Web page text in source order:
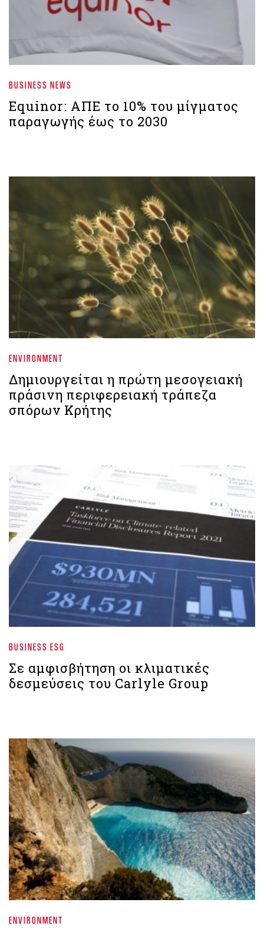
BUSINESS NEWS
Equinor: ΑΠΕ το 10% του μίγματος
παραγωγής έως το 2030
ENVIRONMENT
Δημιουργείται η πρώτη μεσογειακή
πράσινη περιφερειακή τράπεζα
σπόρων Κρήτης
BUSINESS ESG
Σε αμφισβήτηση οι κλιματικές
δεσμεύσεις του Carlyle Group
ENVIRONMENT